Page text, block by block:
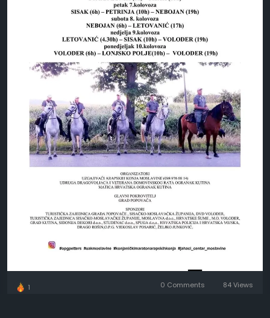
1 0 Comments 84 Views